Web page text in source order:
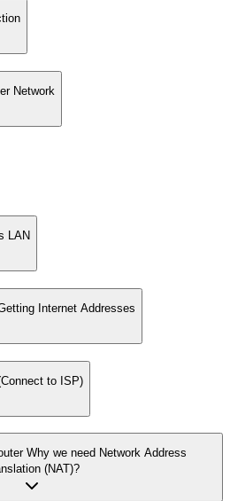
Network
LAN
Internet Addresses
(Connect to ISP)
Why we need Network Address
(NAT)?